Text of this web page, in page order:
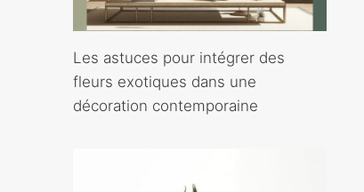
Les astuces pour intégrer des
fleurs exotiques dans une
décoration contemporaine